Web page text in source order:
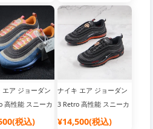
ル中 愛好者必見
引セール中 愛好者必見
エア ジョーダン
高性能 スニーカ
用 人気商品 ス
税込)
ナイキ エア ジョーダン
3 Retro 高性能 スニーカ
ー メンズ用 人気商品 ス
¥14,500(税込)